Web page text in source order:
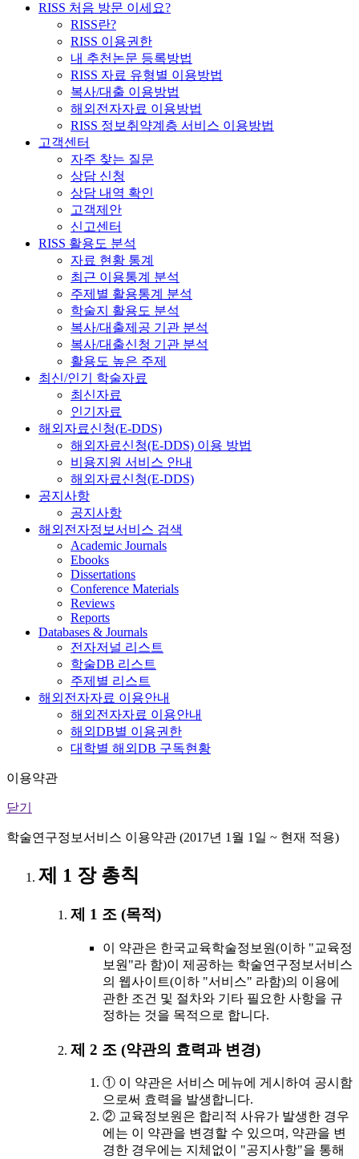
RISS 처음 방문 이세요?
RISS란?
RISS 이용권한
내 추천논문 등록방법
RISS 자료 유형별 이용방법
복사/대출 이용방법
해외전자자료 이용방법
RISS 정보취약계층 서비스 이용방법
고객센터
자주 찾는 질문
상담 신청
상담 내역 확인
고객제안
신고센터
RISS 활용도 분석
자료 현황 통계
최근 이용통계 분석
주제별 활용통계 분석
학술지 활용도 분석
복사/대출제공 기관 분석
복사/대출신청 기관 분석
활용도 높은 주제
최신/인기 학술자료
최신자료
인기자료
해외자료신청(E-DDS)
해외자료신청(E-DDS) 이용 방법
비용지원 서비스 안내
해외자료신청(E-DDS)
공지사항
공지사항
해외전자정보서비스 검색
Academic Journals
Ebooks
Dissertations
Conference Materials
Reviews
Reports
Databases & Journals
전자저널 리스트
학술DB 리스트
주제별 리스트
해외전자자료 이용안내
해외전자자료 이용안내
해외DB별 이용권한
대학별 해외DB 구독현황
이용약관
닫기
학술연구정보서비스 이용약관 (2017년 1월 1일 ~ 현재 적용)
제 1 장 총칙
제 1 조 (목적)
이 약관은 한국교육학술정보원(이하 "교육정
보원"라 함)이 제공하는 학술연구정보서비스
의 웹사이트(이하 "서비스" 라함)의 이용에
관한 조건 및 절차와 기타 필요한 사항을 규
정하는 것을 목적으로 합니다.
제 2 조 (약관의 효력과 변경)
① 이 약관은 서비스 메뉴에 게시하여 공시함
으로써 효력을 발생합니다.
② 교육정보원은 합리적 사유가 발생한 경우
에는 이 약관을 변경할 수 있으며, 약관을 변
경한 경우에는 지체없이 "공지사항"을 통해